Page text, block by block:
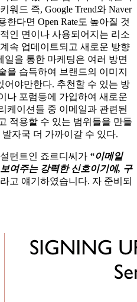
워드 즉, Google Trend와 Naver
다면 Open Rate도 높아질 것
인 면이나 사용되어지는 리소
속 업데이트되고 새로운 방향
을 통한 마케팅은 여러 방면
을 습득하여 브랜드의 이미지
어야만한다. 추천할 수 있는 방
나 포럼등에 가입하여 새로운
케이션들 중 이메일과 관련된
적용할 수 있는 범위들을 만들
자국 더 가까이갈 수 있다.
턴트인 죠르디씨가 “이메일
여주는 강력한 신호이기에, 구
라고 얘기하였습니다. 자 준비되